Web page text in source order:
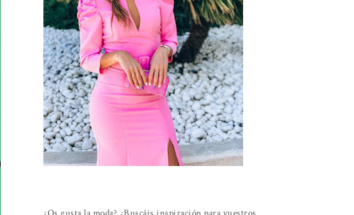
¿Os gusta la moda? ¿Buscáis inspiración para vuestros